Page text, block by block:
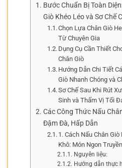
Bước Chuẩn Bị Toàn
Giò Khéo Léo và Sơ Chế
Chọn Lựa Chân Giò
Từ Chuyên Gia
Dụng Cụ Cần Thiết
Chân Giò
Hướng Dẫn Chi Tiết
Giò Nhanh Chóng và
Sơ Chế Sau Khi Rút
Sinh và Thấm Vị Tối
Các Công Thức Nấu
Đậm Đà, Hấp Dẫn
1. Cách Nấu Chân
Khô: Món Ngon
Nguyên liệu:
Hướng dẫn thực